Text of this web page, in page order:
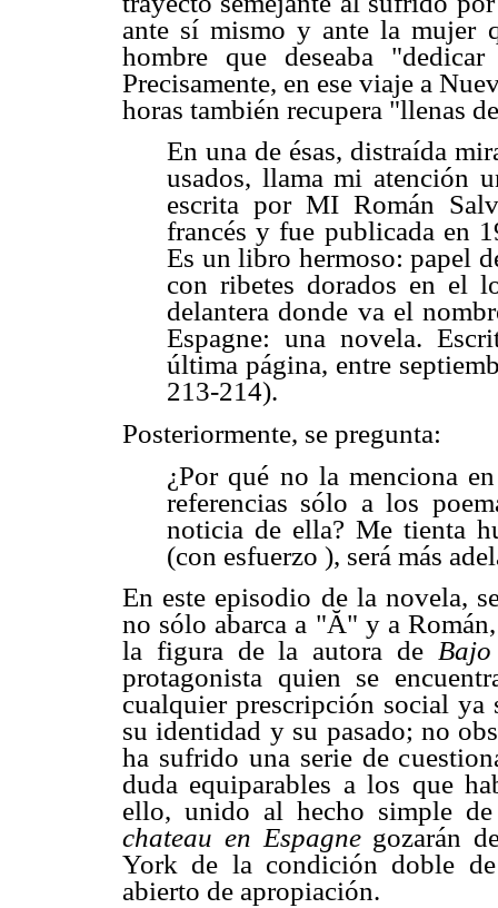
ante sí mismo y ante la mujer
hombre que deseaba
Precisamente, en ese viaje a
horas también recupera "llenas
En una de ésas, distraída
usados, llama mi atención
escrita por MI Román
francés y fue publicada en
Es un libro hermoso: papel
con ribetes dorados en el
delantera donde va el
Espagne: una novela.
última página, entre
213-214).
Posteriormente, se pregunta:
¿Por qué no la menciona
referencias sólo a los
noticia de ella? Me tienta
(con esfuerzo ), será más
En este episodio de la novela,
no sólo abarca a "Ă" y a
la figura de la autora de
protagonista quien se
cualquier prescripción social
su identidad y su pasado; no
ha sufrido una serie de
duda equiparables a los que
ello, unido al hecho simple
chateau en Espagne gozarán
York de la condición doble
abierto de apropiación.